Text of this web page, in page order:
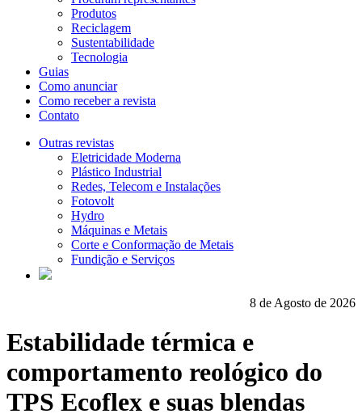
Produtos
Reciclagem
Sustentabilidade
Tecnologia
Guias
Como anunciar
Como receber a revista
Contato
Outras revistas
Eletricidade Moderna
Plástico Industrial
Redes, Telecom e Instalações
Fotovolt
Hydro
Máquinas e Metais
Corte e Conformação de Metais
Fundição e Serviços
8 de Agosto de 2026
Estabilidade térmica e
comportamento reológico do
TPS Ecoflex e suas blendas